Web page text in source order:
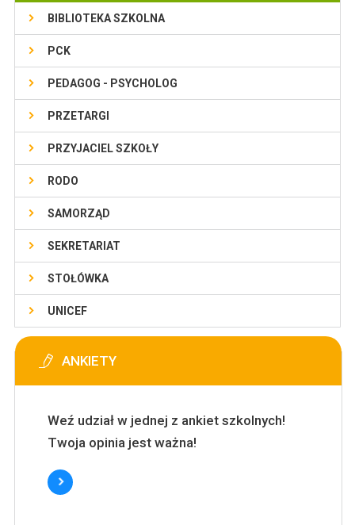
BIBLIOTEKA SZKOLNA
PCK
PEDAGOG - PSYCHOLOG
PRZETARGI
PRZYJACIEL SZKOŁY
RODO
SAMORZĄD
SEKRETARIAT
STOŁÓWKA
UNICEF
ANKIETY
Weź udział w jednej z ankiet szkolnych!
Twoja opinia jest ważna!